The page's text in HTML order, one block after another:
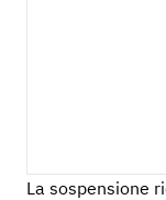
La sospensione